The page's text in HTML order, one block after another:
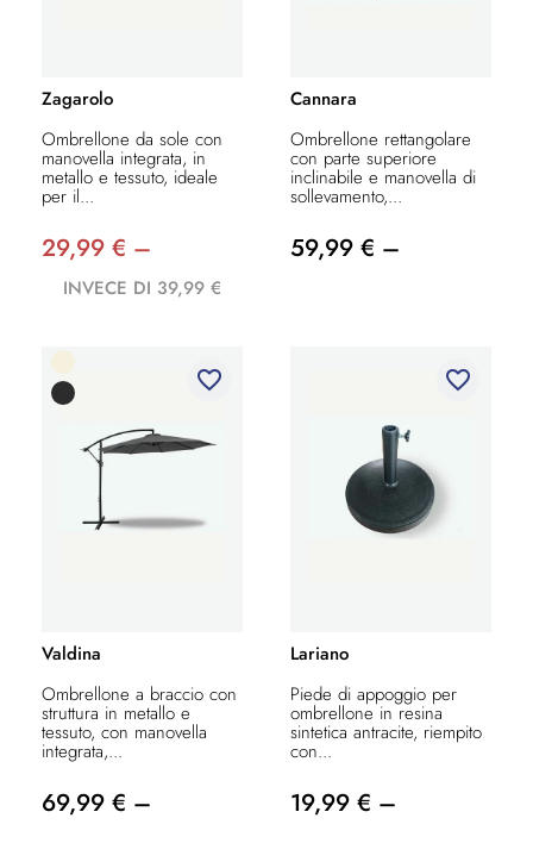
Zagarolo
Ombrellone da sole con
manovella integrata, in
metallo e tessuto, ideale
per il...
29,99 € –
INVECE DI 39,99 €
Cannara
Ombrellone rettangolare
con parte superiore
inclinabile e manovella di
sollevamento,...
59,99 € –
favorite_border
Valdina
Ombrellone a braccio con
struttura in metallo e
tessuto, con manovella
integrata,...
69,99 € –
favorite_border
Lariano
Piede di appoggio per
ombrellone in resina
sintetica antracite, riempito
con...
19,99 € –